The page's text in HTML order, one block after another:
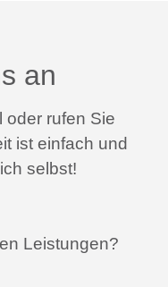
an
oder rufen Sie
ist einfach und
selbst!
Leistungen?